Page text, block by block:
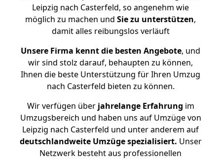
Leipzig nach Casterfeld, so angenehm wie
möglich zu machen und Sie zu unterstützen,
damit alles reibungslos verläuft
Unsere Firma kennt die besten Angebote, und
wir sind stolz darauf, behaupten zu können,
Ihnen die beste Unterstützung für Ihren Umzug
nach Casterfeld bieten zu können.
Wir verfügen überjahrelange Erfahrung im
Umzugsbereich und haben uns auf Umzüge von
Leipzig nach Casterfeld und unter anderem auf
deutschlandweite Umzüge spezialisiert. Unser
Netzwerk besteht aus professionellen